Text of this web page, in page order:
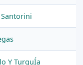
Y TurquÍa